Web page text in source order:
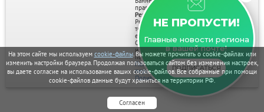
На этом сайте мы используем cookie-файлы. Вы можете прочитать о cookie-файлах или
изменить настройки браузера. Продолжая пользоваться сайтом без изменения настроек,
вы даете согласие на использование ваших cookie-файлов. Все собранные при помощи
cookie-файлов данные будут храниться на территории РФ.
Согласен
НЕ ПРОПУСТИ!
Главные новости региона
в вашей почте!
ПОДПИСАТЬСЯ
правах рекламы.
Реклама на портале:
Рекламное агентство "Умный маркетинг"
тел. 7-910-267-70-40,
email: umnyy.marketing@yandex.ru
Отдельные публикации могут содержать
информацию, не предназначенную для
пользователей до 18 лет.
Политика в отношении обработки
персональных данных
Политика обработки файлов cookie